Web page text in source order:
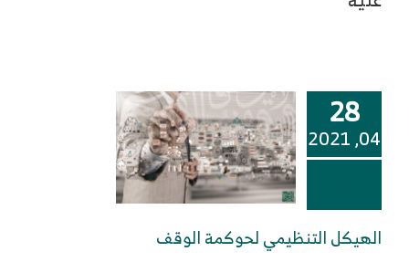
28
04, 2021
الهيكل التنظيمي لحوكمة الوقف